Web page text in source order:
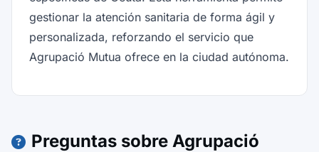
gestionar la atención sanitaria de forma ágil y
personalizada, reforzando el servicio que
Agrupació Mutua ofrece en la ciudad autónoma.
Preguntas sobre Agrupació